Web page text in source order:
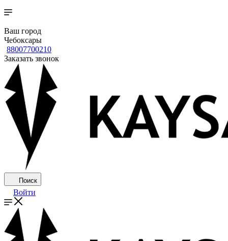
Ваш город
Чебоксары
88007700210
Заказать звонок
Поиск
Войти